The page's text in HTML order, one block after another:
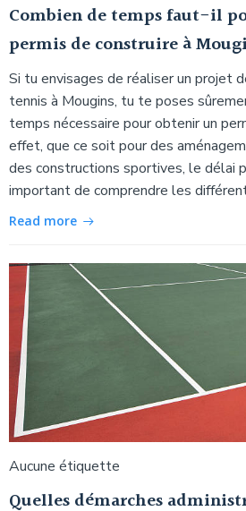
Combien de temps faut-il
permis de construire à
Si tu envisages de réaliser un projet
tennis à Mougins, tu te poses
temps nécessaire pour obtenir un
effet, que ce soit pour des
des constructions sportives, le délai
important de comprendre les
Read more
Aucune étiquette
Quelles démarches